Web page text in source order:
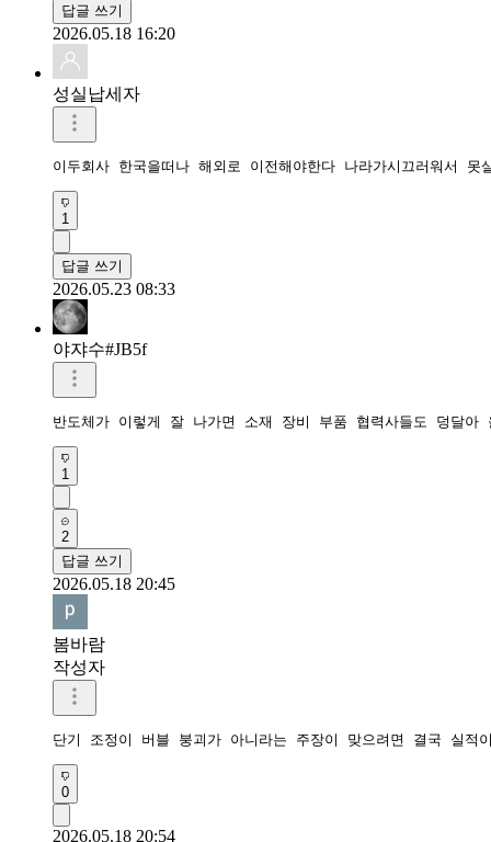
답글 쓰기
2026.05.18 16:20
성실납세자
이두회사 한국을떠나 해외로 이전해야한다 나라가시끄러워서
1
답글 쓰기
2026.05.23 08:33
야쟈수#JB5f
반도체가 이렇게 잘 나가면 소재 장비 부품 협력사들도 덩달
1
2
답글 쓰기
2026.05.18 20:45
봄바람
작성자
단기 조정이 버블 붕괴가 아니라는 주장이 맞으려면 결국 실
0
2026.05.18 20:54